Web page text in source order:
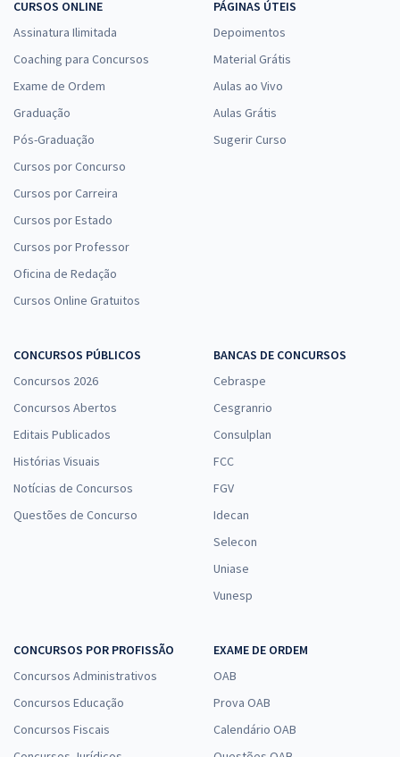
CURSOS ONLINE
Assinatura Ilimitada
Coaching para Concursos
Exame de Ordem
Graduação
Pós-Graduação
Cursos por Concurso
Cursos por Carreira
Cursos por Estado
Cursos por Professor
Oficina de Redação
Cursos Online Gratuitos
PÁGINAS ÚTEIS
Depoimentos
Material Grátis
Aulas ao Vivo
Aulas Grátis
Sugerir Curso
CONCURSOS PÚBLICOS
Concursos 2026
Concursos Abertos
Editais Publicados
Histórias Visuais
Notícias de Concursos
Questões de Concurso
BANCAS DE CONCURSOS
Cebraspe
Cesgranrio
Consulplan
FCC
FGV
Idecan
Selecon
Uniase
Vunesp
CONCURSOS POR PROFISSÃO
Concursos Administrativos
Concursos Educação
Concursos Fiscais
EXAME DE ORDEM
OAB
Prova OAB
Calendário OAB